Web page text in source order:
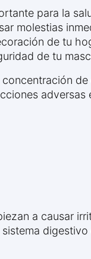
para la
molestias
de tu
de tu
adversas
a causar